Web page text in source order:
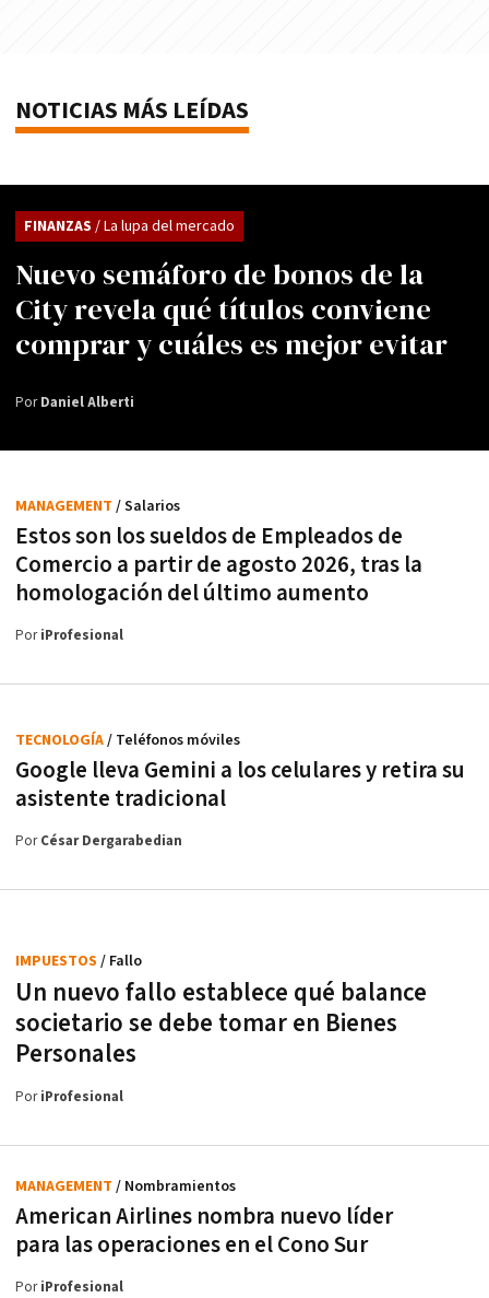
NOTICIAS MÁS LEÍDAS
Nuevo semáforo de bonos de la
City revela qué títulos conviene
comprar y cuáles es mejor evitar
FINANZAS / La lupa del mercado
PorDaniel Alberti
Estos son los sueldos de Empleados de
Comercio a partir de agosto 2026, tras la
homologación del último aumento
MANAGEMENT / Salarios
PoriProfesional
Google lleva Gemini a los celulares y retira su
asistente tradicional
TECNOLOGÍA/ Teléfonos móviles
PorCésar Dergarabedian
Un nuevo fallo establece qué balance
societario se debe tomar en Bienes
Personales
IMPUESTOS / Fallo
PoriProfesional
American Airlines nombra nuevo líder
para las operaciones en el Cono Sur
MANAGEMENT / Nombramientos
PoriProfesional